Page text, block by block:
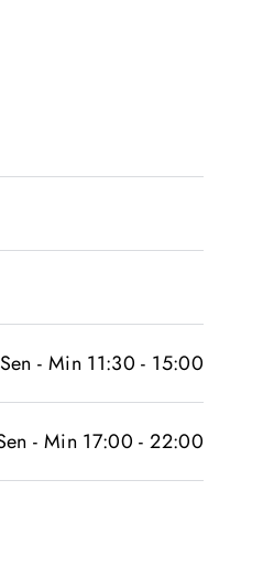
Sen - Min 11:30 - 15:00
- Min 17:00 - 22:00